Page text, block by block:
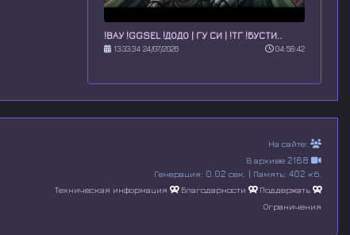
!ВАУ !GGSEL !ДОДО | ГУ СИ | !ТГ !БУСТИ..
13:33:34 24/07/2026 04:58:42
На сайте:
В архиве 2168
Генерация: 0.02 сек. | Память: 402 кб.
Техническая информация
Благодарности
Поддержать
Ограничения